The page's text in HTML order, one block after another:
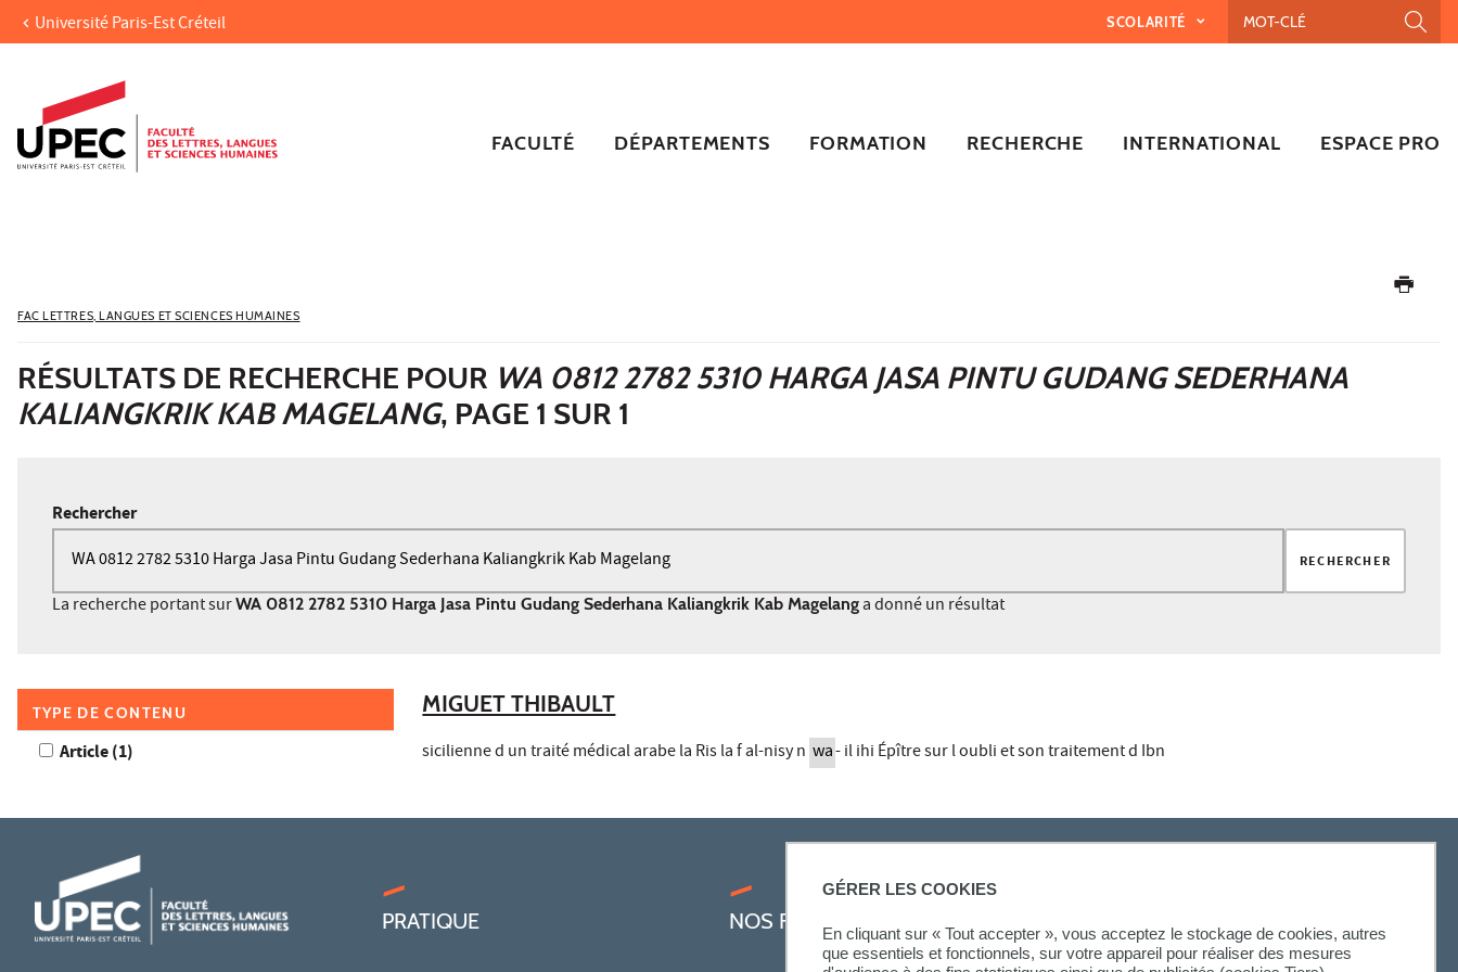
GÉRER LES COOKIES
En cliquant sur « Tout accepter », vous acceptez le stockage de cookies, autres
que essentiels et fonctionnels, sur votre appareil pour réaliser des mesures
Aller au contenu
Accès directs
Recherche
Université Paris-Est Créteil SCOLARITÉ
FACULTÉ DÉPARTEMENTS FORMATION RECHERCHE INTERNATIONAL ESPACE PRO
FAC LETTRES, LANGUES ET SCIENCES HUMAINES
RÉSULTATS DE RECHERCHE POUR WA 0812 2782 5310 HARGA JASA PINTU GUDANG SEDERHANA
KALIANGKRIK KAB MAGELANG, PAGE 1 SUR 1
Rechercher
RECHERCHER
La recherche portant surWA 0812 2782 5310 Harga Jasa Pintu Gudang Sederhana Kaliangkrik Kab Magelanga donné un résultat
TYPE DE CONTENU
Article (1résultat
)
MIGUET THIBAULT
sicilienne d un traité médical arabe la Ris la f al-nisy n wa- il ihi Épître sur l oubli et son traitement d Ibn
PRATIQUE NOS FORMATIONS